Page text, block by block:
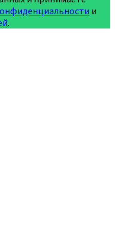
и
.